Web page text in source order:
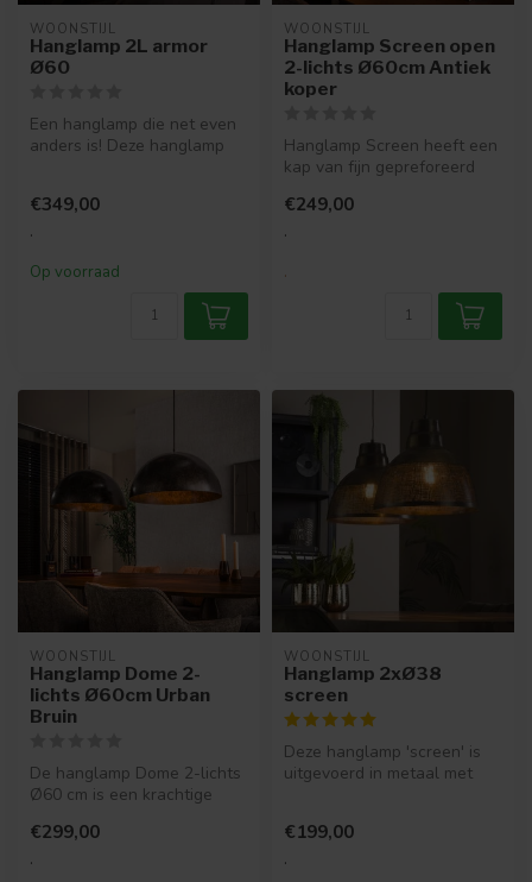
WOONSTIJL
Hanglamp 2L armor
Ø60
Een hanglamp die net even
anders is! Deze hanglamp
€349,00
.
Op voorraad
WOONSTIJL
Hanglamp Screen open
2-lichts Ø60cm Antiek
koper
Hanglamp Screen heeft een
kap van fijn gepreforeerd
k...
€249,00
.
.
WOONSTIJL
Hanglamp Dome 2-
lichts Ø60cm Urban
Bruin
De hanglamp Dome 2-lichts
Ø60 cm is een krachtige
met...
€299,00
.
WOONSTIJL
Hanglamp 2xØ38
screen
Deze hanglamp 'screen' is
uitgevoerd in metaal met
€199,00
.